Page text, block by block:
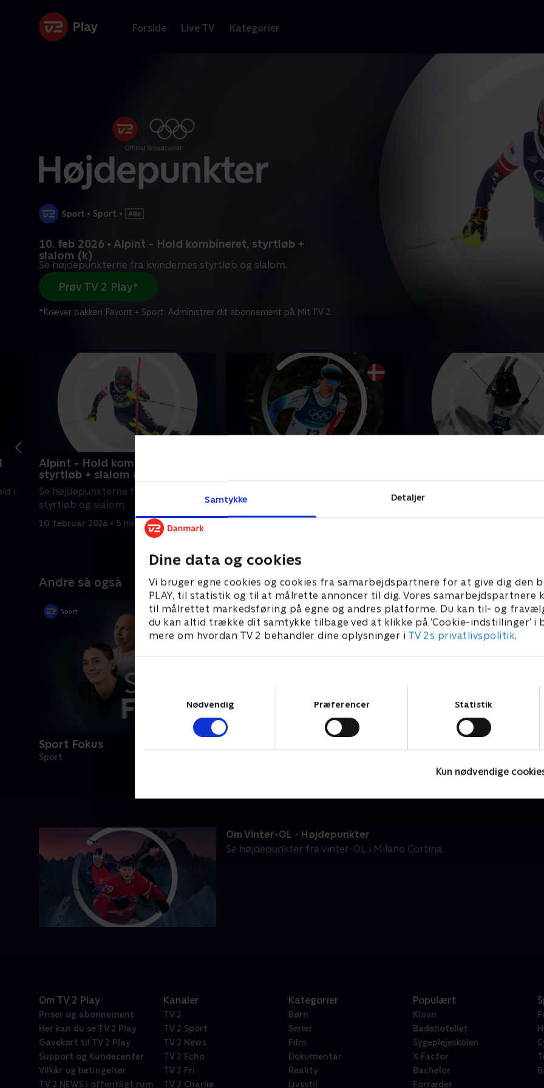
Samtykke Detaljer
Dine data og cookies
Vi bruger egne cookies og cookies fra samarbejdspartnere for at give dig den
PLAY, til statistik og til at målrette annoncer til dig. Vores samarbejdspartnere
til målrettet markedsføring på egne og andres platforme. Du kan til- og
du kan altid trække dit samtykke tilbage ved at klikke på ’Cookie-indstillinger’ i
mere om hvordan TV 2 behandler dine oplysninger i TV 2s privatlivspolitik.
Nødvendig
Præferencer Statistik
Kun nødvendige
Forside Live TV Kategorier
• Sport •
10. feb 2026 • Alpint - Hold kombineret, styrtløb +
slalom (k)
Se højdepunkterne fra kvindernes styrtløb og slalom.
Prøv TV 2 Play*
*Kræver pakken Favorit + Sport. Administrer dit abonnement på Mit TV 2.
i
Alpint - Hold kombineret,
styrtløb + slalom (k)
Se højdepunkterne fra kvindernes
styrtløb og slalom.
10. februar 2026 • 5 min
Se højdepunkterne fra herrernes
individuelle skiskydning.
freestyle i slopestyle ved
Andre så også
Sport Fokus
Sport
Om Vinter-OL - Højdepunkter
Se højdepunkter fra vinter-OL i Milano Cortina.
Om TV 2 Play
Priser og abonnement
Her kan du se TV 2 Play
Gavekort til TV 2 Play
Support og Kundecenter
Vilkår og betingelser
TV 2 NEWS i offentligt rum
Kanaler
TV 2
TV 2 Sport
TV 2 News
TV 2 Echo
TV 2 Fri
TV 2 Charlie
Kategorier
Børn
Serier
Film
Dokumentar
Reality
Livsstil
Populært
Klovn
Badehotellet
Sygeplejeskolen
X Factor
Bachelor
Forræder